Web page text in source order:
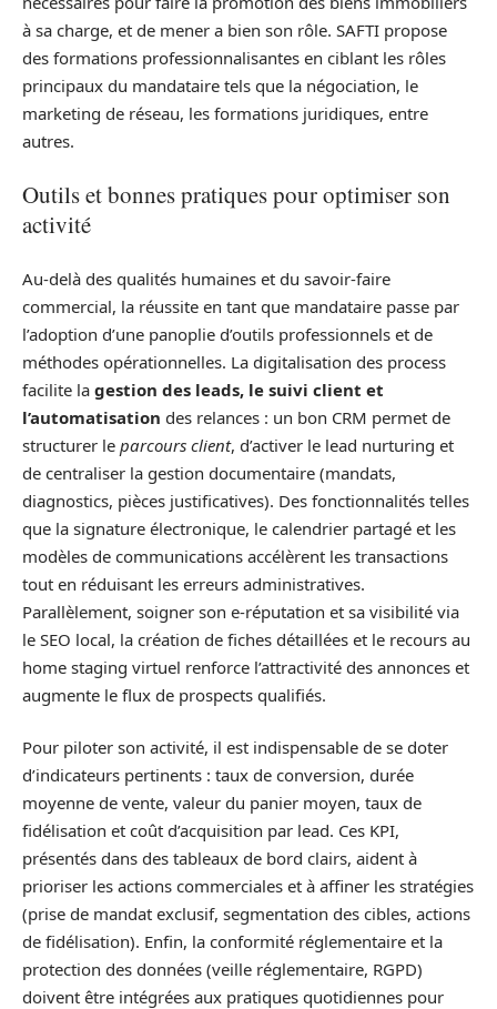
à sa charge, et de mener a bien son rôle. SAFTI propose
des formations professionnalisantes en ciblant les rôles
principaux du mandataire tels que la négociation, le
marketing de réseau, les formations juridiques, entre
autres.
Outils et bonnes pratiques pour optimiser son
activité
Au-delà des qualités humaines et du savoir-faire
commercial, la réussite en tant que mandataire passe par
l’adoption d’une panoplie d’outils professionnels et de
méthodes opérationnelles. La digitalisation des process
facilite la gestion des leads, le suivi client et
l’automatisation des relances : un bon CRM permet de
structurer le parcours client, d’activer le lead nurturing et
de centraliser la gestion documentaire (mandats,
diagnostics, pièces justificatives). Des fonctionnalités telles
que la signature électronique, le calendrier partagé et les
modèles de communications accélèrent les transactions
tout en réduisant les erreurs administratives.
Parallèlement, soigner son e-réputation et sa visibilité via
le SEO local, la création de fiches détaillées et le recours au
home staging virtuel renforce l’attractivité des annonces et
augmente le flux de prospects qualifiés.
Pour piloter son activité, il est indispensable de se doter
d’indicateurs pertinents : taux de conversion, durée
moyenne de vente, valeur du panier moyen, taux de
fidélisation et coût d’acquisition par lead. Ces KPI,
présentés dans des tableaux de bord clairs, aident à
prioriser les actions commerciales et à affiner les stratégies
(prise de mandat exclusif, segmentation des cibles, actions
de fidélisation). Enfin, la conformité réglementaire et la
protection des données (veille réglementaire, RGPD)
doivent être intégrées aux pratiques quotidiennes pour